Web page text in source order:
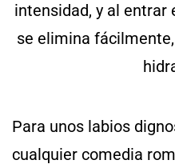
intensidad, y al entrar
se elimina
Para unos labios
cualquier comedia